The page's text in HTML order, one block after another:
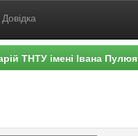
Довідка
ТНТУ імені Івана Пулюя